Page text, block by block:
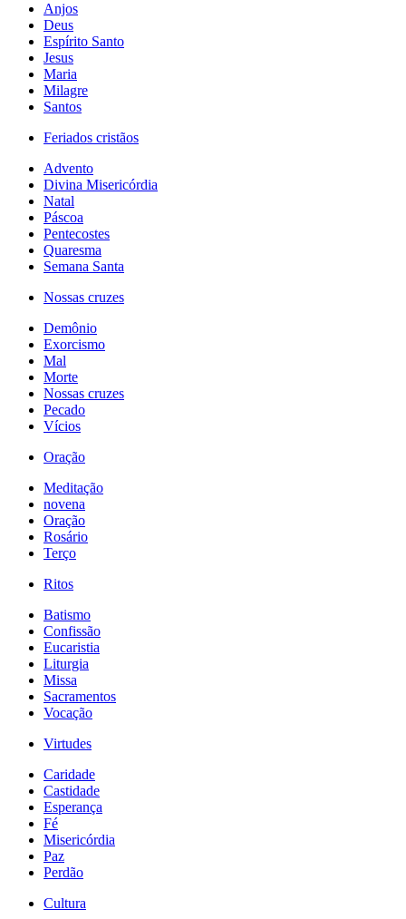
Anjos
Deus
Espírito Santo
Jesus
Maria
Milagre
Santos
Feriados cristãos
Advento
Divina Misericórdia
Natal
Páscoa
Pentecostes
Quaresma
Semana Santa
Nossas cruzes
Demônio
Exorcismo
Mal
Morte
Nossas cruzes
Pecado
Vícios
Oração
Meditação
novena
Oração
Rosário
Terço
Ritos
Batismo
Confissão
Eucaristia
Liturgia
Missa
Sacramentos
Vocação
Virtudes
Caridade
Castidade
Esperança
Fé
Misericórdia
Paz
Perdão
Cultura